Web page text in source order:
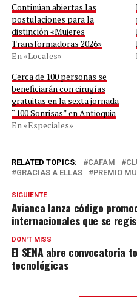
Continúan abiertas las
postulaciones para la
distinción «Mujeres
Transformadoras 2026»
En «Locales»
Cerca de 100 personas se
beneficiarán con cirugías
gratuitas en la sexta jornada
“100 Sonrisas” en Antioquia
En «Especiales»
RELATED TOPICS: CAFAM
GRACIAS A ELLAS
PREMIO
SIGUIENTE
Avianca lanza código
internacionales que se
DON'T MISS
El SENA abre
tecnológicas